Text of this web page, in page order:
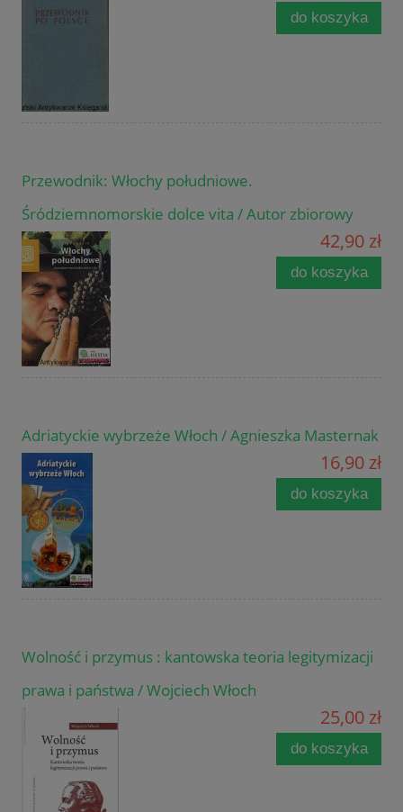
do koszyka
Przewodnik: Włochy południowe.
Śródziemnomorskie dolce vita / Autor zbiorowy
42,90 zł
do koszyka
Adriatyckie wybrzeże Włoch / Agnieszka Masternak
16,90 zł
do koszyka
Wolność i przymus : kantowska teoria legitymizacji
prawa i państwa / Wojciech Włoch
25,00 zł
do koszyka